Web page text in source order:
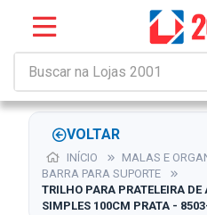
VOLTAR
INÍCIO
MALAS E
BARRA PARA SUPORTE
TRILHO PARA PRATELEIRA DE
SIMPLES 100CM PRATA -